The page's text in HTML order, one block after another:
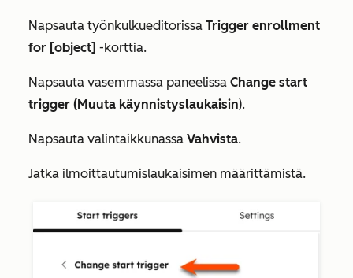
Napsauta työnkulkueditorissa Trigger enrollment
for [object] -korttia.
Napsauta vasemmassa paneelissa Change start
trigger (Muuta käynnistyslaukaisin).
Napsauta valintaikkunassa Vahvista.
Jatka ilmoittautumislaukaisimen määrittämistä.